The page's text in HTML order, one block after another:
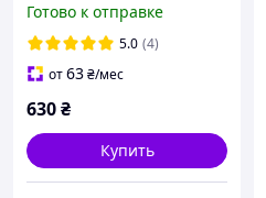
Готово к отправке
5.0 (4)
от63₴/мес
630₴
Купить